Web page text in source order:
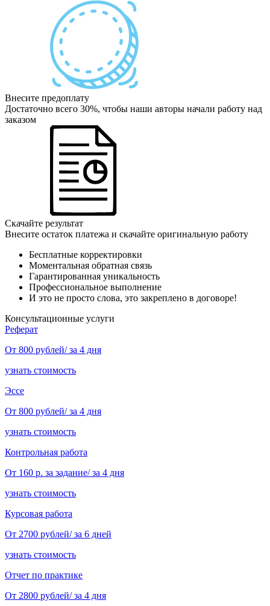
Внесите предоплату
Достаточно всего 30%, чтобы наши авторы начали работу над
заказом
Скачайте результат
Внесите остаток платежа и скачайте оригинальную работу
Бесплатные корректировки
Моментальная обратная связь
Гарантированная уникальность
Профессиональное выполнение
И это не просто слова, это закреплено в договоре!
Консультационные услуги
Реферат
От 800 рублей/ за 4 дня
узнать стоимость
Эссе
От 800 рублей/ за 4 дня
узнать стоимость
Контрольная работа
От 160 р. за задание/ за 4 дня
узнать стоимость
Курсовая работа
От 2700 рублей/ за 6 дней
узнать стоимость
Отчет по практике
От 2800 рублей/ за 4 дня